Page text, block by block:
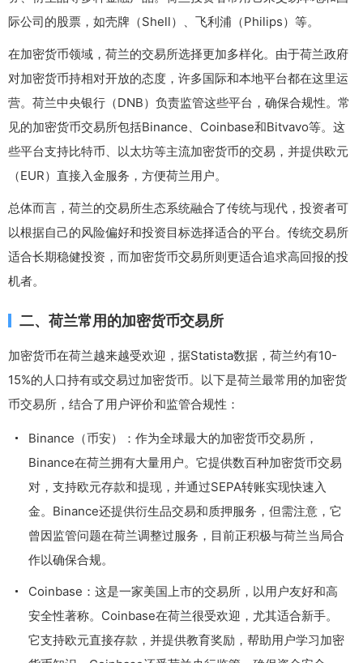
际公司的股票，如壳牌（Shell）、飞利浦（Philips）等。
在加密货币领域，荷兰的交易所选择更加多样化。由于荷兰政府
对加密货币持相对开放的态度，许多国际和本地平台都在这里运
营。荷兰中央银行（DNB）负责监管这些平台，确保合规性。常
见的加密货币交易所包括Binance、Coinbase和Bitvavo等。这
些平台支持比特币、以太坊等主流加密货币的交易，并提供欧元
（EUR）直接入金服务，方便荷兰用户。
总体而言，荷兰的交易所生态系统融合了传统与现代，投资者可
以根据自己的风险偏好和投资目标选择适合的平台。传统交易所
适合长期稳健投资，而加密货币交易所则更适合追求高回报的投
机者。
二、荷兰常用的加密货币交易所
加密货币在荷兰越来越受欢迎，据Statista数据，荷兰约有10-
15%的人口持有或交易过加密货币。以下是荷兰最常用的加密货
币交易所，结合了用户评价和监管合规性：
Binance（币安）：作为全球最大的加密货币交易所，
Binance在荷兰拥有大量用户。它提供数百种加密货币交易
对，支持欧元存款和提现，并通过SEPA转账实现快速入
金。Binance还提供衍生品交易和质押服务，但需注意，它
曾因监管问题在荷兰调整过服务，目前正积极与荷兰当局合
作以确保合规。
Coinbase：这是一家美国上市的交易所，以用户友好和高
安全性著称。Coinbase在荷兰很受欢迎，尤其适合新手。
它支持欧元直接存款，并提供教育奖励，帮助用户学习加密